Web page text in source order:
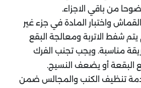
من باقي الاجزاء.
واختبار المادة في جزء غير
شفط الاتربة ومعالجة البقع
مناسبة. ويجب تجنب الفرك
البقعة أو يضعف النسيج.
تنظيف الكنب والمجالس ضمن